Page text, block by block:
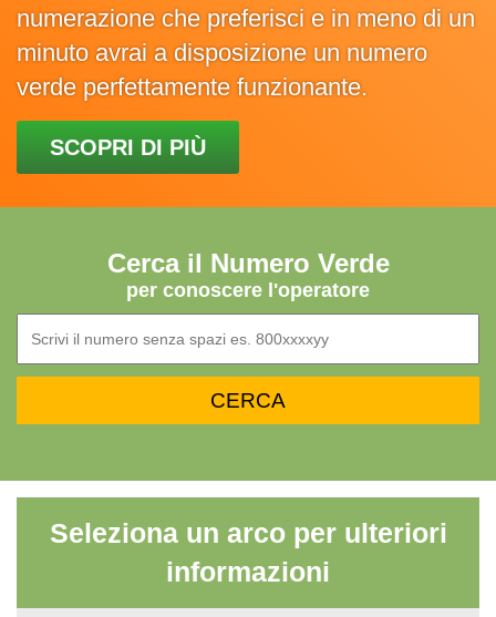
numerazione che preferisci e in meno di un
minuto avrai a disposizione un numero
verde perfettamente funzionante.
SCOPRI DI PIÙ
Cerca il Numero Verde
per conoscere l'operatore
Seleziona un arco per ulteriori
informazioni